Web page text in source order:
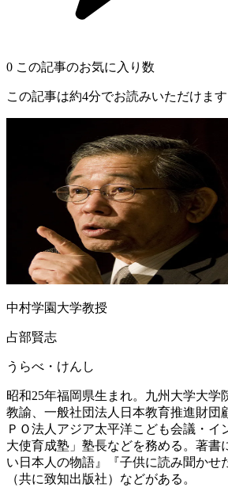
0 この記事のお気に入り数
この記事は約4分でお読みいただけます
中村学園大学教授
占部賢志
うらべ・けんし
昭和25年福岡県生まれ。九州大学大学
教諭、一般社団法人日本教育推進財団
ＰＯ法人アジア太平洋こども会議・イ
大使育成塾」塾長などを務める。著書
い日本人の物語』『子供に読み聞かせ
（共に致知出版社）などがある。